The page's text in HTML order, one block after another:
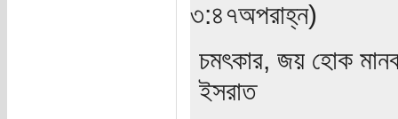
৩:৪৭অপরাহ্ন)
চমৎকার, জয় হোক
ইসরাত